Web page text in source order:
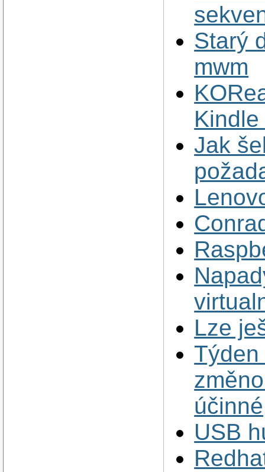
Starý
mwm
Jak
Lze
účinné
USB